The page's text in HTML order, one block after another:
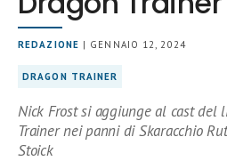
REDAZIONE | GENNAIO 12, 2024
DRAGON TRAINER
Nick Frost si aggiunge al cast del
Trainer nei panni di Skaracchio
Stoick